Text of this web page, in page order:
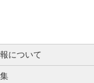
について